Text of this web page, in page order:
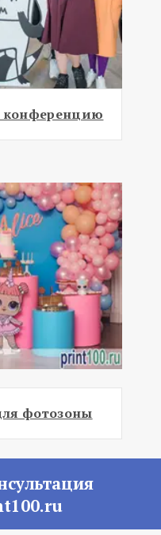
конференцию
фотозоны